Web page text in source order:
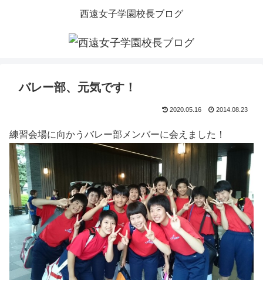
西遠女子学園校長ブログ
バレー部、元気です！
2020.05.16 2014.08.23
練習会場に向かうバレー部メンバーに会えました！